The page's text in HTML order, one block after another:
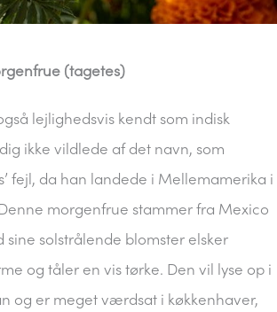
(tagetes)
lejlighedsvis kendt som indisk
ikke vildlede af det navn, som
fejl, da han landede i Mellemamerika i
morgenfrue stammer fra Mexico
sine solstrålende blomster elsker
og tåler en vis tørke. Den vil lyse op i
og er meget værdsat i køkkenhaver,